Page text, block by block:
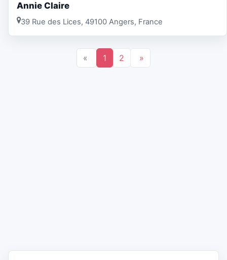
Annie Claire
39 Rue des Lices, 49100 Angers, France
« 1 2 »